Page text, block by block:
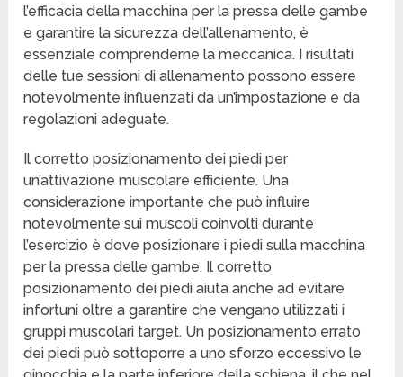
l’efficacia della macchina per la pressa delle gambe
e garantire la sicurezza dell’allenamento, è
essenziale comprenderne la meccanica. I risultati
delle tue sessioni di allenamento possono essere
notevolmente influenzati da un’impostazione e da
regolazioni adeguate.
Il corretto posizionamento dei piedi per
un’attivazione muscolare efficiente. Una
considerazione importante che può influire
notevolmente sui muscoli coinvolti durante
l’esercizio è dove posizionare i piedi sulla macchina
per la pressa delle gambe. Il corretto
posizionamento dei piedi aiuta anche ad evitare
infortuni oltre a garantire che vengano utilizzati i
gruppi muscolari target. Un posizionamento errato
dei piedi può sottoporre a uno sforzo eccessivo le